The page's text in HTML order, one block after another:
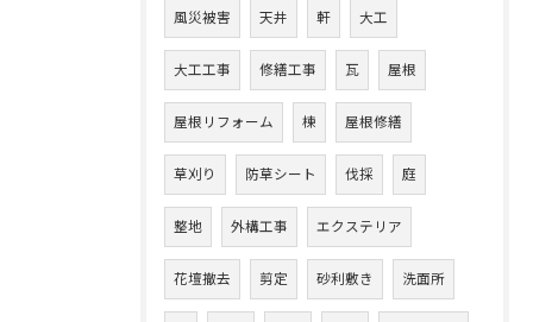
風災被害 天井 軒 大工
大工工事 修繕工事 瓦 屋根
屋根リフォーム 棟 屋根修繕
草刈り 防草シート 伐採 庭
整地 外構工事 エクステリア
花壇撤去 剪定 砂利敷き 洗面所